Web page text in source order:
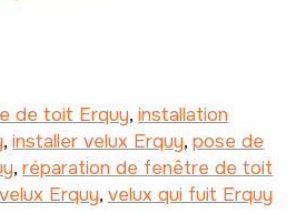
de toit Erquy, installation
, installer velux Erquy, pose de
, réparation de fenêtre de toit
Erquy, velux qui fuit Erquy